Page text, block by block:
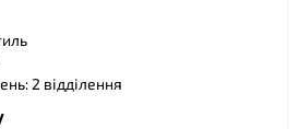
2 відділення